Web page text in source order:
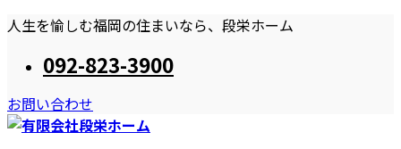
コ
ツ
へ
ナ
シ
ョ
人生を愉しむ福岡の住まいなら、段栄ホーム
092-823-3900
お問い合わせ